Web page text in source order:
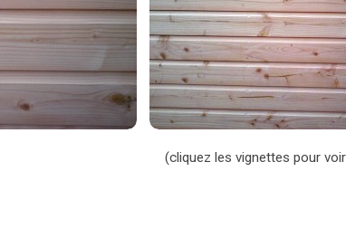
(cliquez les vignettes pour